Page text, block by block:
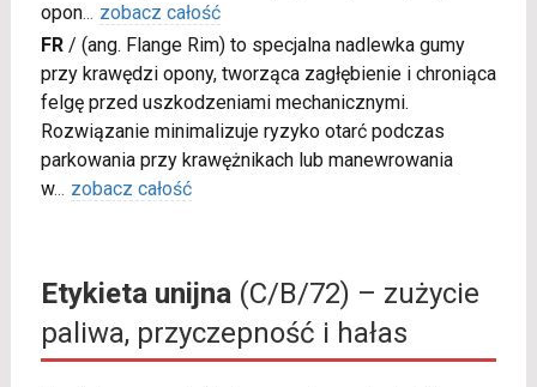
opon... zobacz całość
FR/ (ang. Flange Rim) to specjalna nadlewka gumy
przy krawędzi opony, tworząca zagłębienie i chroniąca
felgę przed uszkodzeniami mechanicznymi.
Rozwiązanie minimalizuje ryzyko otarć podczas
parkowania przy krawężnikach lub manewrowania
w... zobacz całość
Etykieta unijna(C/B/72) – zużycie
paliwa, przyczepność i hałas